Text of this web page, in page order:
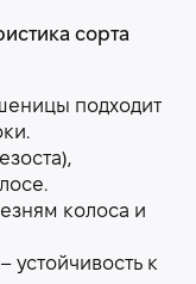
сорта
подходит
колоса и
устойчивость к